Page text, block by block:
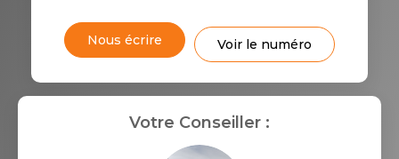
Nous écrire Voir le numéro
Votre Conseiller :